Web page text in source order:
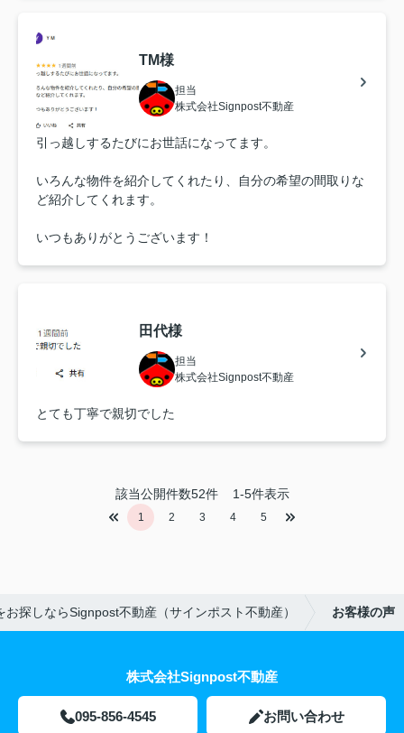
TM様
担当
株式会社Signpost不動産
引っ越しするたびにお世話になってます。
いろんな物件を紹介してくれたり、自分の希望の間取りな
ど紹介してくれます。
いつもありがとうございます！
田代様
担当
株式会社Signpost不動産
とても丁寧で親切でした
該当公開件数52件1-5件表示
1 2 3 4 5
探しならSignpost不動産（サインポスト不動産） お客様の声
株式会社Signpost不動産
095-856-4545 お問い合わせ